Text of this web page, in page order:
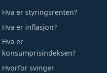
Hva er styringsrenten?
Hva er inflasjon?
Hva er
konsumprisindeksen?
Hvorfor svinger